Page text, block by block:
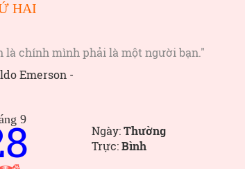
HAI
là chính mình phải là một người bạn."
Emerson -
9
Ngày:Thường
Trực:Bình